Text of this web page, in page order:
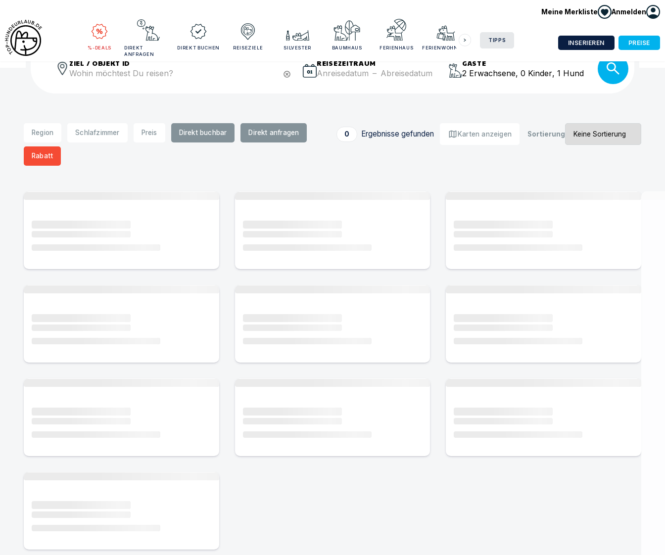
Meine Merkliste Anmelden
%-DEALS
DIREKT
ANFRAGEN
DIREKT BUCHEN REISEZIELE SILVESTER BAUMHAUS FERIENHAUS FERIENWOHNUNG
TIPPS INSERIEREN PREISE
Reisezeitraum und Gästezahl angeben für bessere Suchergebnisse
ZIEL / OBJEKT ID
cancel
REISEZEITRAUM
Anreisedatum – Abreisedatum
GÄSTE
2 Erwachsene, 0 Kinder, 1 Hund
Region Schlafzimmer Preis Direkt buchbar Direkt anfragen
Rabatt
0 Ergebnisse gefunden mapKarten anzeigen Sortierung